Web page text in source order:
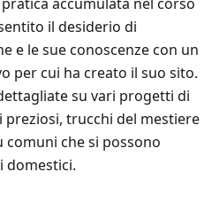
il desiderio di
e le sue conoscenze con un
per cui ha creato il suo sito.
su vari progetti di
trucchi del mestiere
che si possono
domestici.